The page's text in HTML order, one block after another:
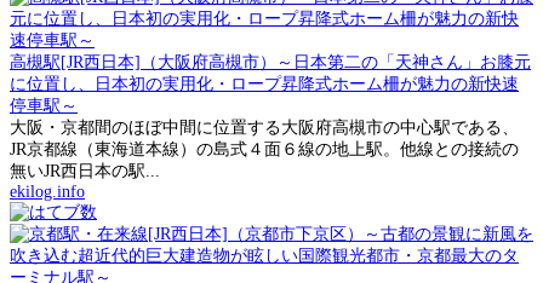
高槻駅[JR西日本]（大阪府高槻市）～日本第二の「天神さん」お膝元
に位置し、日本初の実用化・ロープ昇降式ホーム柵が魅力の新快速
停車駅～
大阪・京都間のほぼ中間に位置する大阪府高槻市の中心駅である、
JR京都線（東海道本線）の島式４面６線の地上駅。他線との接続の
無いJR西日本の駅...
ekilog.info